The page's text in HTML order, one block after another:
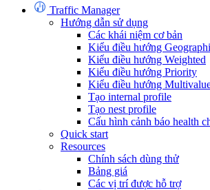
Traffic Manager
Hướng dẫn sử dụng
Các khái niệm cơ bản
Kiểu điều hướng
Kiểu điều hướng Weighted
Kiểu điều hướng Priority
Kiểu điều hướng
Tạo internal profile
Tạo nest profile
Cấu hình cảnh báo health
Quick start
Resources
Chính sách dùng thử
Bảng giá
Các vị trí được hỗ trợ